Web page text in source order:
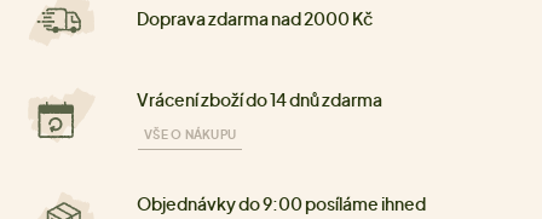
Doprava zdarma nad 2000 Kč
Vrácení zboží do 14 dnů zdarma
VŠE O NÁKUPU
Objednávky do 9:00 posíláme ihned